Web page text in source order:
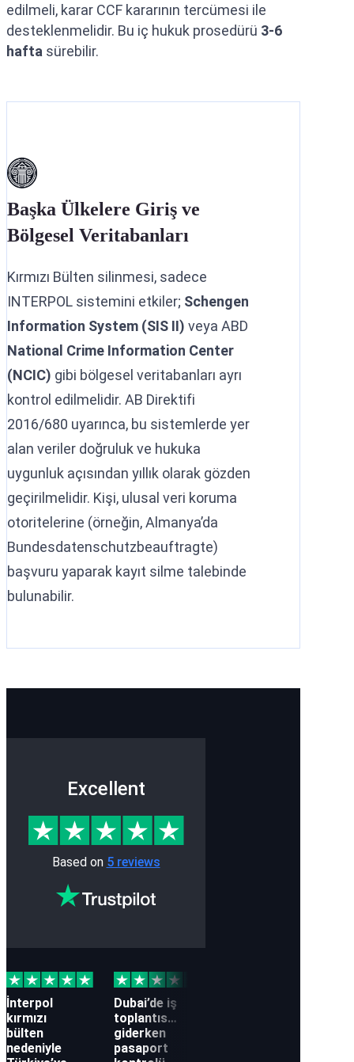
edilmeli, karar CCF kararının tercümesi ile
desteklenmelidir. Bu iç hukuk prosedürü 3-6
hafta sürebilir.
Başka Ülkelere Giriş ve
Bölgesel Veritabanları
Kırmızı Bülten silinmesi, sadece
INTERPOL sistemini etkiler; Schengen
Information System (SIS II) veya ABD
National Crime Information Center
(NCIC) gibi bölgesel veritabanları ayrı
kontrol edilmelidir. AB Direktifi
2016/680 uyarınca, bu sistemlerde yer
alan veriler doğruluk ve hukuka
uygunluk açısından yıllık olarak gözden
geçirilmelidir. Kişi, ulusal veri koruma
otoritelerine (örneğin, Almanya’da
Bundesdatenschutzbeauftragte)
başvuru yaparak kayıt silme talebinde
bulunabilir.
Excellent
Based on 5 reviews
İnterpol
kırmızı
bülten
nedeniyle
Dubai’de iş
toplantısına
giderken
pasaport